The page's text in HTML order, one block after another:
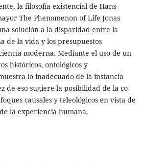
la filosofía existencial de Hans
The Phenomenon of Life Jonas
solución a la disparidad entre la
de la vida y los presupuestos
moderna. Mediante el uso de un
históricos, ontológicos y
lo inadecuado de la instancia
de eso sugiere la posibilidad de la co-
causales y teleológicos en vista de
la experiencia humana.